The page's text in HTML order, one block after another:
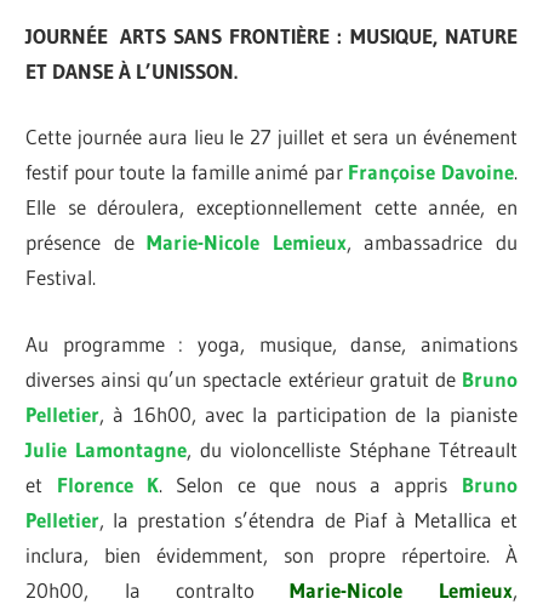
JOURNÉE ARTS SANS FRONTIÈRE : MUSIQUE, NATURE
ET DANSE À L’UNISSON.
Cette journée aura lieu le 27 juillet et sera un événement
festif pour toute la famille animé par Françoise Davoine.
Elle se déroulera, exceptionnellement cette année, en
présence deMarie-Nicole Lemieux, ambassadrice du
Festival.
Au programme : yoga, musique, danse, animations
diverses ainsi qu’un spectacle extérieur gratuit de Bruno
Pelletier, à 16h00, avec la participation de la pianiste
Julie Lamontagne, du violoncelliste Stéphane Tétreault
et Florence K. Selon ce que nous a appris Bruno
Pelletier, la prestation s’étendra de Piaf à Metallica et
inclura, bien évidemment, son propre répertoire. À
20h00, la contraltoMarie-Nicole Lemieux,